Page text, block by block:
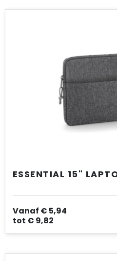
ESSENTIAL 15"
Vanaf € 5,94
tot € 9,82